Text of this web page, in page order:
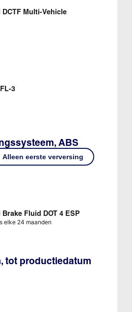
DCTF Multi-Vehicle
3
ABS
Alleen eerste verversing
Brake Fluid DOT 4 ESP
elke 24 maanden
tot productiedatum